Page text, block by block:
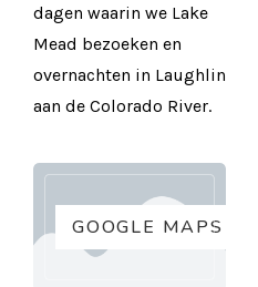
dagen waarin we Lake
Mead bezoeken en
overnachten in Laughlin
aan de Colorado River.
GOOGLE MAPS